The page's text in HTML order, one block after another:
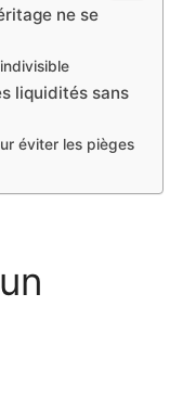
ne se
liquidités sans
éviter les pièges